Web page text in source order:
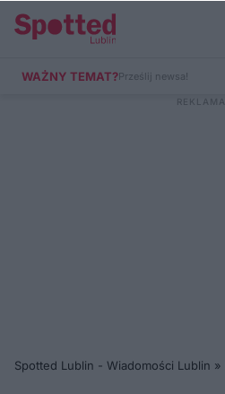
WAŻNY TEMAT?Prześlij newsa!
Spotted Lublin - Wiadomości Lublin »